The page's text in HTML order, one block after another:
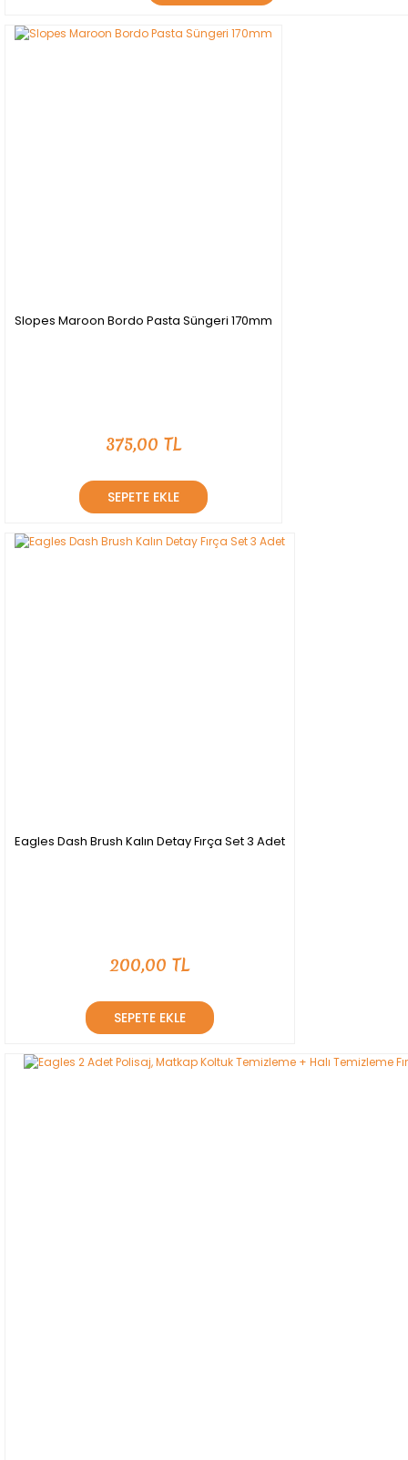
Slopes Maroon Bordo Pasta Süngeri 170mm
375,00 TL
SEPETE EKLE
Eagles Dash Brush Kalın Detay Fırça Set 3 Adet
200,00 TL
SEPETE EKLE